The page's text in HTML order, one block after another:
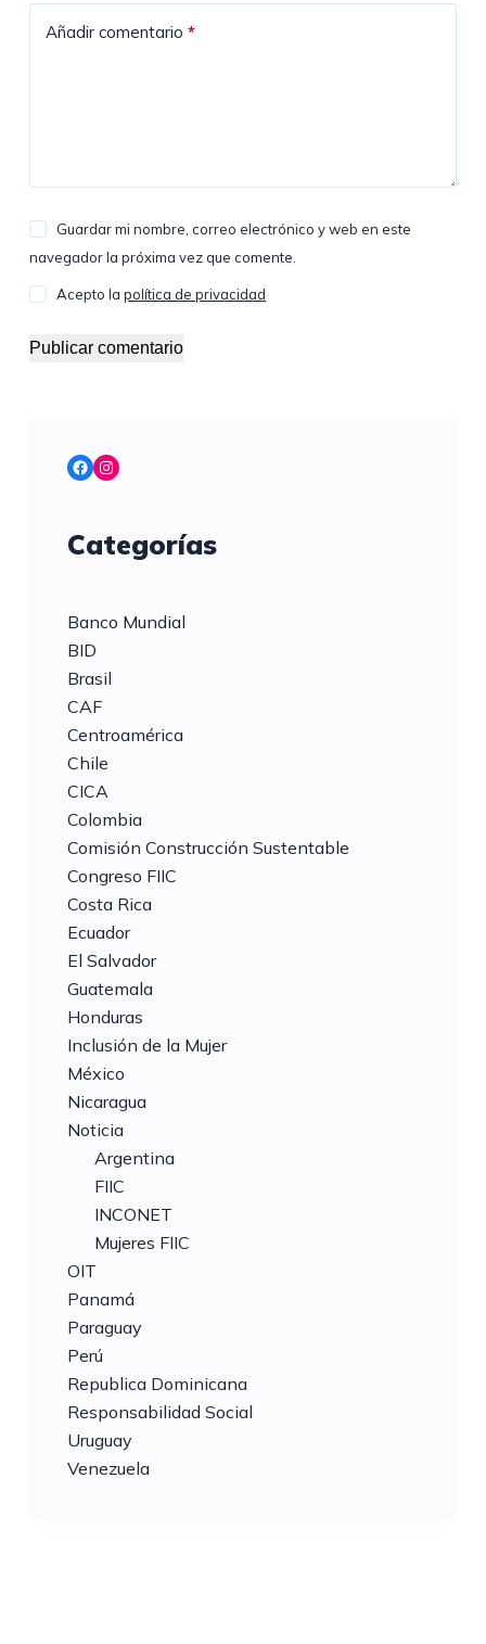
Añadir comentario *
Guardar mi nombre, correo electrónico y web en este
navegador la próxima vez que comente.
Acepto lapolítica de privacidad
Publicar comentario
Facebook
Instagram
Categorías
Banco Mundial
BID
Brasil
CAF
Centroamérica
Chile
CICA
Colombia
Comisión Construcción Sustentable
Congreso FIIC
Costa Rica
Ecuador
El Salvador
Guatemala
Honduras
Inclusión de la Mujer
México
Nicaragua
Noticia
Argentina
FIIC
INCONET
Mujeres FIIC
OIT
Panamá
Paraguay
Perú
Republica Dominicana
Responsabilidad Social
Uruguay
Venezuela